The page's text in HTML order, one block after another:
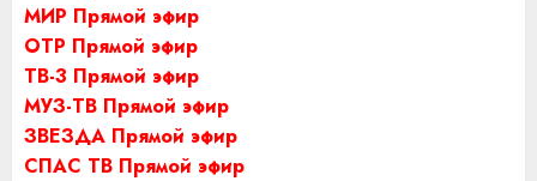
МИР Прямой эфир
ОТР Прямой эфир
ТВ-3 Прямой эфир
МУЗ-ТВ Прямой эфир
ЗВЕЗДА Прямой эфир
СПАС ТВ Прямой эфир